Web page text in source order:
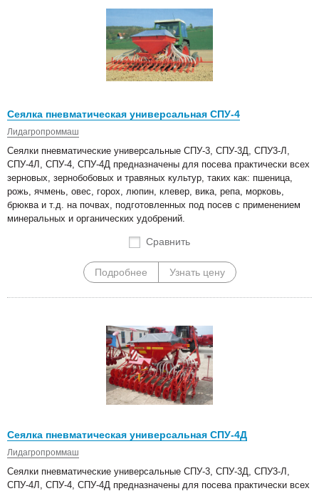
Сеялка пневматическая универсальная СПУ-4
Лидагропроммаш
Сеялки пневматические универсальные СПУ-3, СПУ-3Д, СПУ3-Л,
СПУ-4Л, СПУ-4, СПУ-4Д предназначены для посева практически всех
зерновых, зернобобовых и травяных культур, таких как: пшеница,
рожь, ячмень, овес, горох, люпин, клевер, вика, репа, морковь,
брюква и т.д. на почвах, подготовленных под посев с применением
минеральных и органических удобрений.
Сравнить
Подробнее Узнать цену
Сеялка пневматическая универсальная СПУ-4Д
Лидагропроммаш
Сеялки пневматические универсальные СПУ-3, СПУ-3Д, СПУ3-Л,
СПУ-4Л, СПУ-4, СПУ-4Д предназначены для посева практически всех